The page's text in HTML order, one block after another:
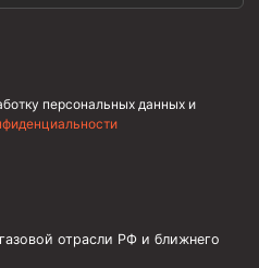
персональных данных и
отрасли РФ и ближнего